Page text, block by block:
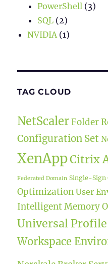
PowerShell (3)
SQL (2)
NVIDIA(1)
TAG CLOUD
NetScaler Folder
Configuration Set
XenAppCitrix
Federated Domain Single-Sign
Optimization User
Intelligent Memory
Universal
Workspace